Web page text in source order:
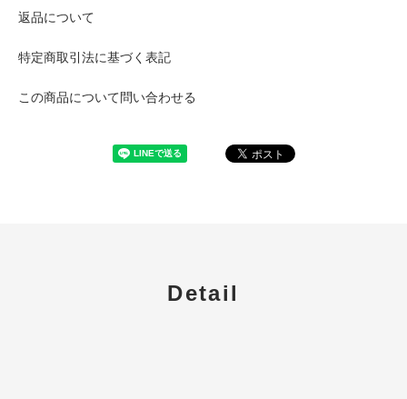
返品について
特定商取引法に基づく表記
この商品について問い合わせる
Detail